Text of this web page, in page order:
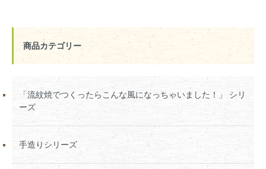
商品カテゴリー
「流紋焼でつくったらこんな風になっちゃいました！」 シリ
ーズ
手造りシリーズ